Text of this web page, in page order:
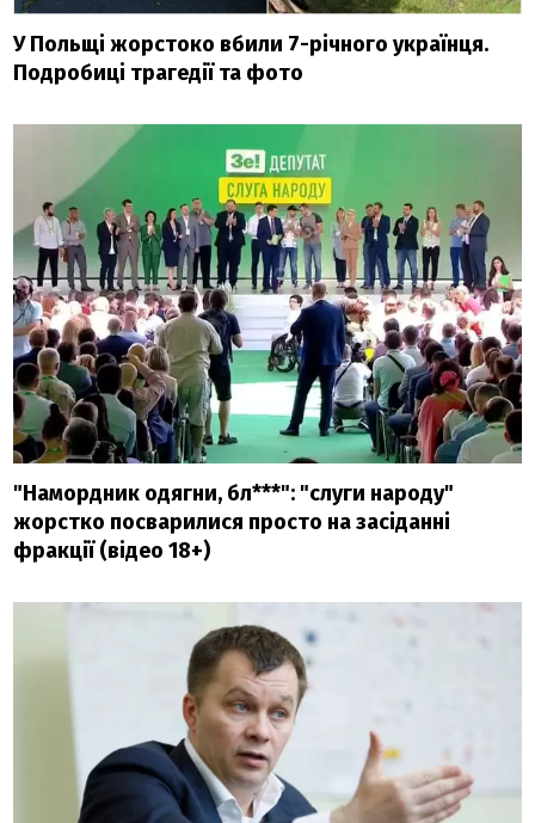
У Польщі жорстоко вбили 7-річного українця.
Подробиці трагедії та фото
"Намордник одягни, бл***": "слуги народу"
жорстко посварилися просто на засіданні
фракції (відео 18+)